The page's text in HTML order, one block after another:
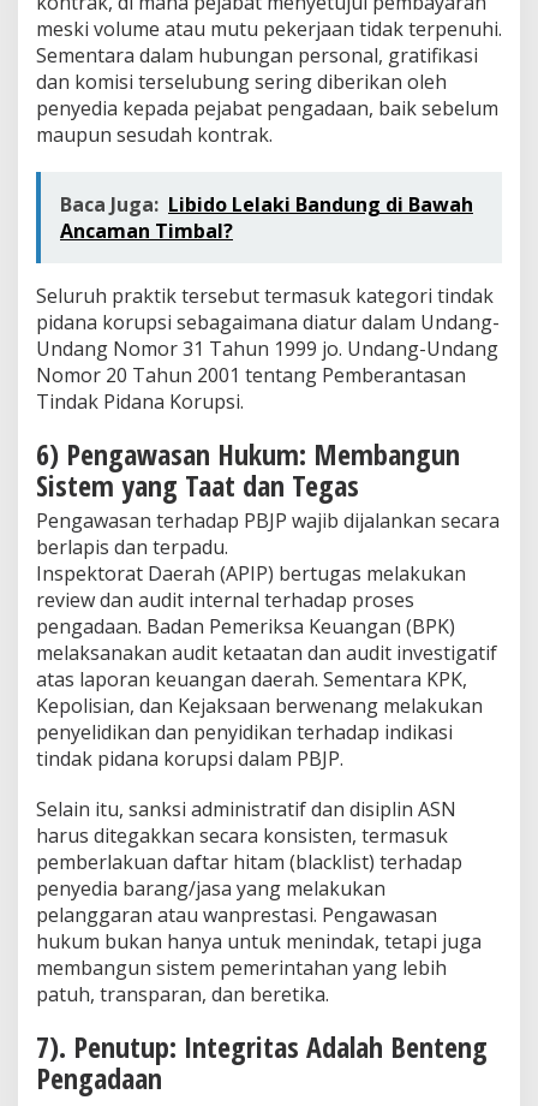
meski volume atau mutu pekerjaan tidak terpenuhi.
Sementara dalam hubungan personal, gratifikasi
dan komisi terselubung sering diberikan oleh
penyedia kepada pejabat pengadaan, baik sebelum
maupun sesudah kontrak.
Baca Juga: Libido Lelaki Bandung di Bawah
Ancaman Timbal?
Seluruh praktik tersebut termasuk kategori tindak
pidana korupsi sebagaimana diatur dalam Undang-
Undang Nomor 31 Tahun 1999 jo. Undang-Undang
Nomor 20 Tahun 2001 tentang Pemberantasan
Tindak Pidana Korupsi.
6) Pengawasan Hukum: Membangun
Sistem yang Taat dan Tegas
Pengawasan terhadap PBJP wajib dijalankan secara
berlapis dan terpadu.
Inspektorat Daerah (APIP) bertugas melakukan
review dan audit internal terhadap proses
pengadaan. Badan Pemeriksa Keuangan (BPK)
melaksanakan audit ketaatan dan audit investigatif
atas laporan keuangan daerah. Sementara KPK,
Kepolisian, dan Kejaksaan berwenang melakukan
penyelidikan dan penyidikan terhadap indikasi
tindak pidana korupsi dalam PBJP.
Selain itu, sanksi administratif dan disiplin ASN
harus ditegakkan secara konsisten, termasuk
pemberlakuan daftar hitam (blacklist) terhadap
penyedia barang/jasa yang melakukan
pelanggaran atau wanprestasi. Pengawasan
hukum bukan hanya untuk menindak, tetapi juga
membangun sistem pemerintahan yang lebih
patuh, transparan, dan beretika.
7). Penutup: Integritas Adalah Benteng
Pengadaan